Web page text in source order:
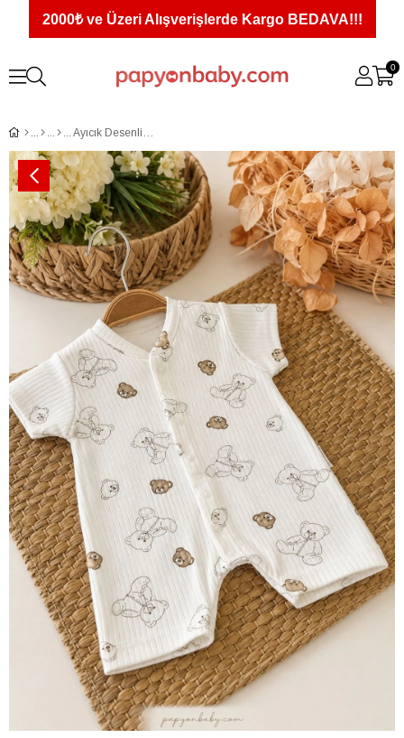
2000₺ ve Üzeri Alışverişlerde Kargo BEDAVA!!!
0
Ayıcık Desenli Kısa Kollu Bebek Şort Tulum (%100 Pamuk) (0-3/3-6/6-9 Ay)